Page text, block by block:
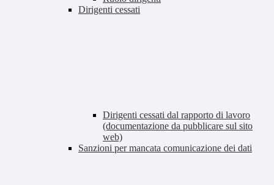
Dirigenti cessati
Dirigenti cessati dal rapporto di lavoro
(documentazione da pubblicare sul sito
web)
Sanzioni per mancata comunicazione dei dati